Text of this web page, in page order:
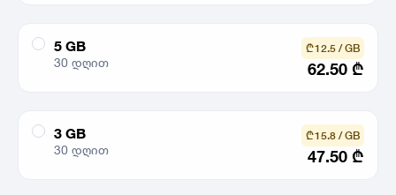
5 GB
30 დღით
₾ 12.5 / GB
62.50 ₾
3 GB
30 დღით
₾ 15.8 / GB
47.50 ₾